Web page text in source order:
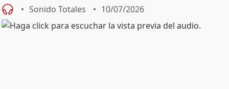
Sonido Totales 10/07/2026